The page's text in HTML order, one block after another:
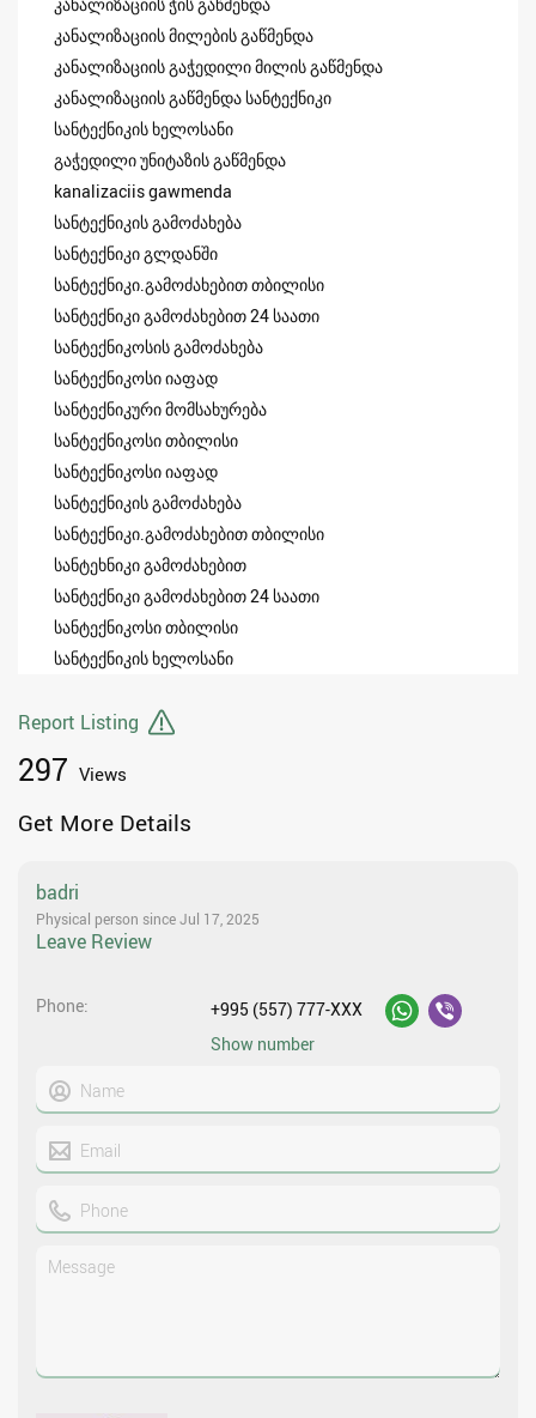
კანალიზაციის ჭის გაწმენდა
კანალიზაციის მილების გაწმენდა
კანალიზაციის გაჭედილი მილის გაწმენდა
კანალიზაციის გაწმენდა სანტექნიკი
სანტექნიკის ხელოსანი
გაჭედილი უნიტაზის გაწმენდა
kanalizaciis gawmenda
სანტექნიკის გამოძახება
სანტექნიკი გლდანში
სანტექნიკი.გამოძახებით თბილისი
სანტექნიკი გამოძახებით 24 საათი
სანტექნიკოსის გამოძახება
სანტექნიკოსი იაფად
სანტექნიკური მომსახურება
სანტექნიკოსი თბილისი
სანტექნიკოსი იაფად
სანტექნიკის გამოძახება
სანტექნიკი.გამოძახებით თბილისი
სანტეხნიკი გამოძახებით
სანტექნიკი გამოძახებით 24 საათი
სანტექნიკოსი თბილისი
სანტექნიკის ხელოსანი
Report Listing
297 Views
Get More Details
badri
Physical person since Jul 17, 2025
Leave Review
Phone
+995 (557) 777-XXX
Show number